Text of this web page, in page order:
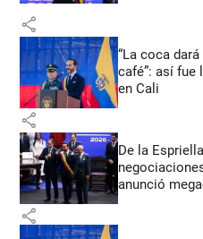
share
“La coca
café”: así fue
en Cali
share
De la
anunció
share